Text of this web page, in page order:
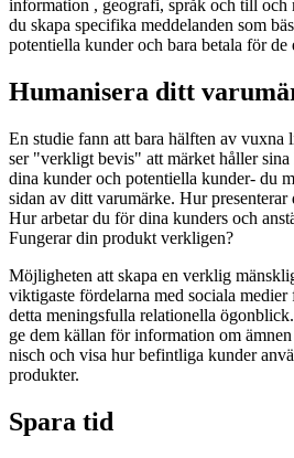
information , geografi, språk och till och
du skapa specifika meddelanden som
potentiella kunder och bara betala för
Humanisera ditt
En studie fann att bara hälften av vuxna
ser "verkligt bevis" att märket håller
dina kunder och potentiella kunder- du
sidan av ditt varumärke. Hur
Hur arbetar du för dina kunders och
Fungerar din produkt verkligen?
Möjligheten att skapa en verklig
viktigaste fördelarna med sociala
detta meningsfulla relationella
ge dem källan för information om
nisch och visa hur befintliga kunder
produkter.
Spara tid